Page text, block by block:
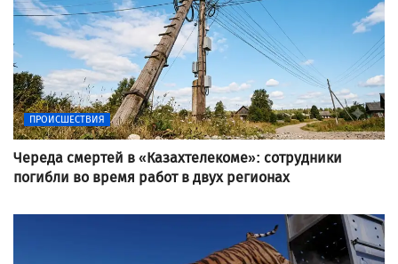
ПРОИСШЕСТВИЯ
Череда смертей в «Казахтелекоме»: сотрудники
погибли во время работ в двух регионах